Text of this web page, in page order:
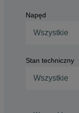
Napęd
Wszystkie
Stan techniczny
Wszystkie